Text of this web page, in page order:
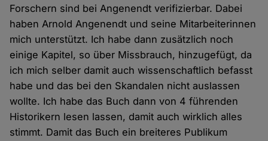
Forschern sind bei Angenendt verifizierbar. Dabei
haben Arnold Angenendt und seine Mitarbeiterinnen
mich unterstützt. Ich habe dann zusätzlich noch
einige Kapitel, so über Missbrauch, hinzugefügt, da
ich mich selber damit auch wissenschaftlich befasst
habe und das bei den Skandalen nicht auslassen
wollte. Ich habe das Buch dann von 4 führenden
Historikern lesen lassen, damit auch wirklich alles
stimmt. Damit das Buch ein breiteres Publikum